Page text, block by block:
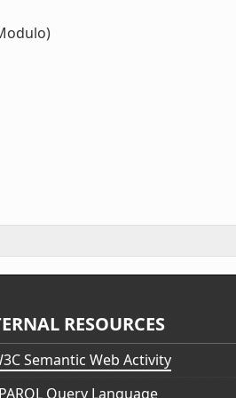
RESOURCES
Semantic Web Activity
Query Language